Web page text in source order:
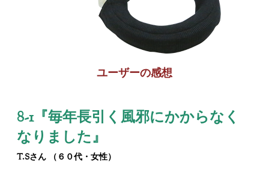
ユーザーの感想
8-1『毎年長引く風邪にかからなく
なりました』
T.Sさん （６０代・女性）